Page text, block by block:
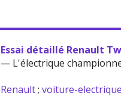
Essai détaillé Renault
— L'électrique
Renault;voiture-electrique